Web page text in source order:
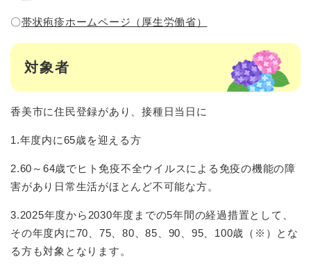
〇帯状疱疹ホームページ（厚生労働省）
対象者
香美市に住民登録があり、接種日当日に
1.年度内に65歳を迎える方
2.60～64歳でヒト免疫不全ウイルスによる免疫の機能の障
害があり日常生活がほとんど不可能な方。
3.2025年度から2030年度までの5年間の経過措置として、
その年度内に70、75、80、85、90、95、100歳（※）とな
る方も対象となります。